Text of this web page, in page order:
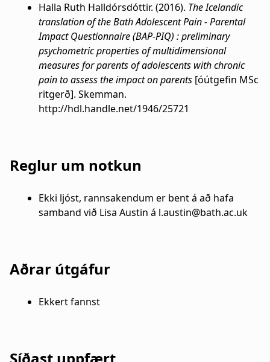
Halla Ruth Halldórsdóttir. (2016). The Icelandic
translation of the Bath Adolescent Pain - Parental
Impact Questionnaire (BAP-PIQ) : preliminary
psychometric properties of multidimensional
measures for parents of adolescents with chronic
pain to assess the impact on parents [óútgefin MSc
ritgerð]. Skemman.
http://hdl.handle.net/1946/25721
Reglur um notkun
Ekki ljóst, rannsakendum er bent á að hafa
samband við Lisa Austin á l.austin@bath.ac.uk
Aðrar útgáfur
Ekkert fannst